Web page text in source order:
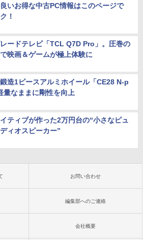
いお得な中古PC情報はこのページで
！
ードテレビ「TCL Q7D Pro」。圧巻の
映画＆ゲームが極上体験に
造1ピースアルミホイール「CE28 N-p
量なままに剛性を向上
ティブが作った2万円台の“小さなピュ
ィオスピーカー”
お問い合わせ
編集部へのご連絡
会社概要